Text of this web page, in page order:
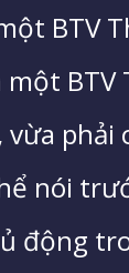
BTV
phải
nói
động